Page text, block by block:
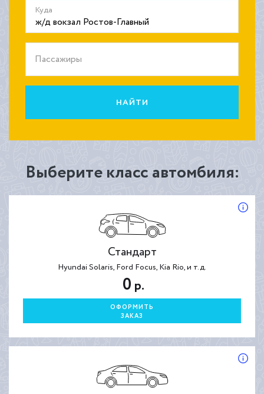
Куда
Пассажиры
НАЙТИ
Выберите класс автомбиля:
Стандарт
Hyundai Solaris, Ford Focus, Kia Rio, и т.д.
0 р.
ОФОРМИТЬ
ЗАКАЗ